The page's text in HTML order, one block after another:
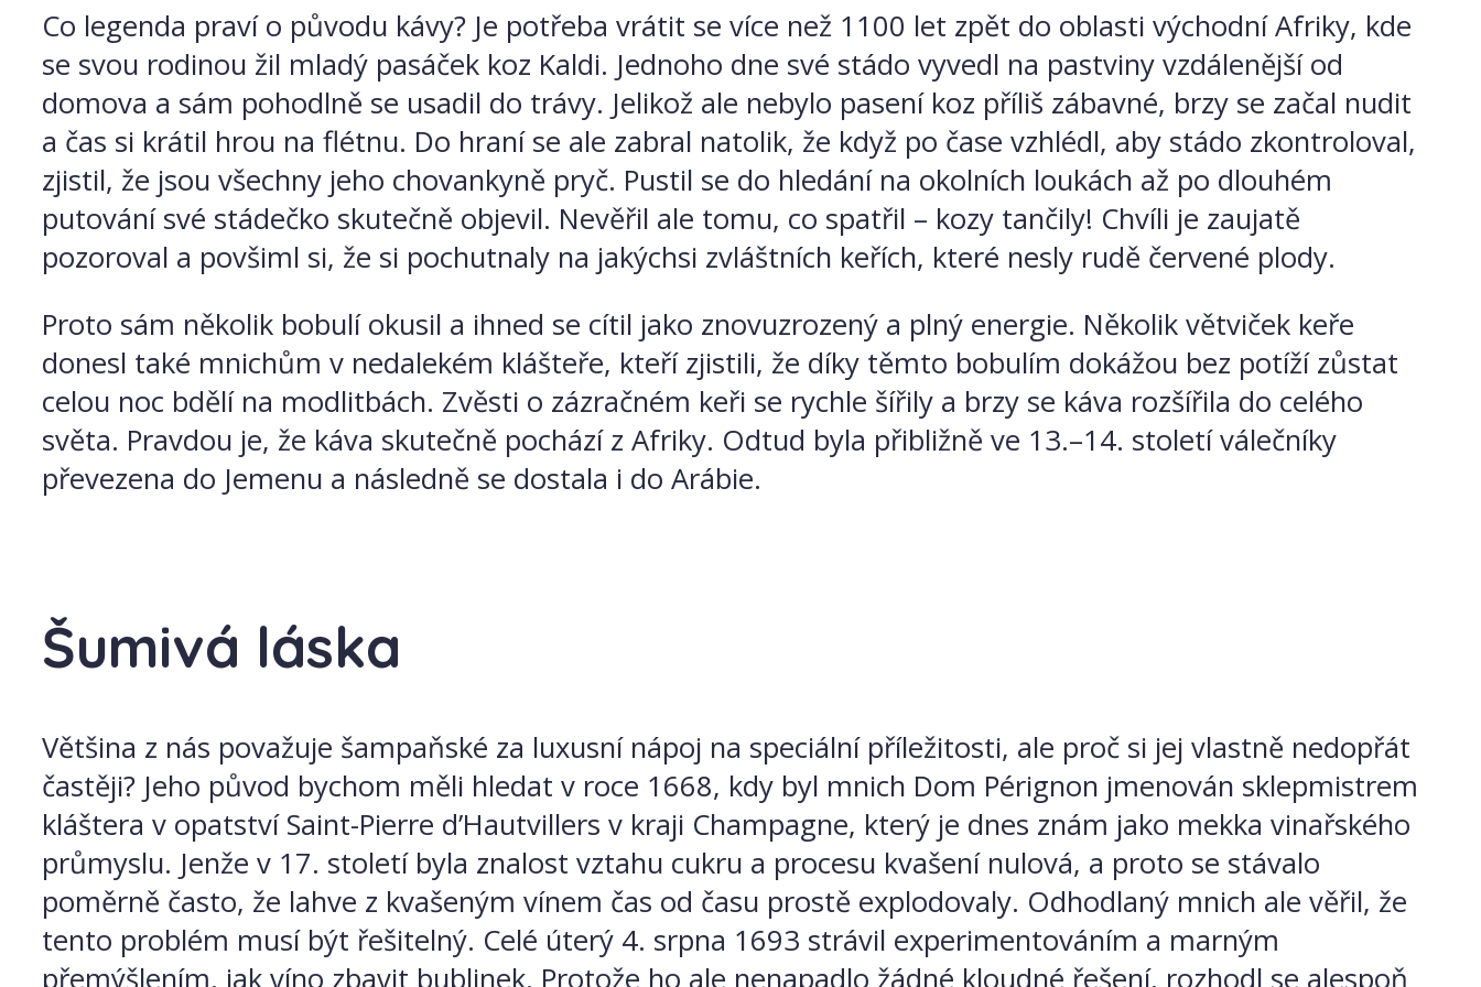
Co legenda praví o původu kávy? Je potřeba vrátit se více než 1100 let zpět do oblasti východní Afriky, kde
se svou rodinou žil mladý pasáček koz Kaldi. Jednoho dne své stádo vyvedl na pastviny vzdálenější od
domova a sám pohodlně se usadil do trávy. Jelikož ale nebylo pasení koz příliš zábavné, brzy se začal nudit
a čas si krátil hrou na flétnu. Do hraní se ale zabral natolik, že když po čase vzhlédl, aby stádo zkontroloval,
zjistil, že jsou všechny jeho chovankyně pryč. Pustil se do hledání na okolních loukách až po dlouhém
putování své stádečko skutečně objevil. Nevěřil ale tomu, co spatřil – kozy tančily! Chvíli je zaujatě
pozoroval a povšiml si, že si pochutnaly na jakýchsi zvláštních keřích, které nesly rudě červené plody.
Proto sám několik bobulí okusil a ihned se cítil jako znovuzrozený a plný energie. Několik větviček keře
donesl také mnichům v nedalekém klášteře, kteří zjistili, že díky těmto bobulím dokážou bez potíží zůstat
celou noc bdělí na modlitbách. Zvěsti o zázračném keři se rychle šířily a brzy se káva rozšířila do celého
světa. Pravdou je, že káva skutečně pochází z Afriky. Odtud byla přibližně ve 13.–14. století válečníky
převezena do Jemenu a následně se dostala i do Arábie.
Šumivá láska
Většina z nás považuje šampaňské za luxusní nápoj na speciální příležitosti, ale proč si jej vlastně nedopřát
častěji? Jeho původ bychom měli hledat v roce 1668, kdy byl mnich Dom Pérignon jmenován sklepmistrem
kláštera v opatství Saint-Pierre d’Hautvillers v kraji Champagne, který je dnes znám jako mekka vinařského
průmyslu. Jenže v 17. století byla znalost vztahu cukru a procesu kvašení nulová, a proto se stávalo
poměrně často, že lahve z kvašeným vínem čas od času prostě explodovaly. Odhodlaný mnich ale věřil, že
tento problém musí být řešitelný. Celé úterý 4. srpna 1693 strávil experimentováním a marným
přemýšlením, jak víno zbavit bublinek. Protože ho ale nenapadlo žádné kloudné řešení, rozhodl se alespoň